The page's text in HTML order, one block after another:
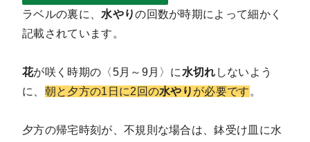
ラベルの裏に、 水やりの回数が時期によって細かく
記載されています。
花が咲く時期の〈5月～9月〉に 水切れ しないよう
に、 朝と夕方の1日に2回の水やり が必要です 。
夕方の帰宅時刻が、不規則な場合は、鉢受け皿に水